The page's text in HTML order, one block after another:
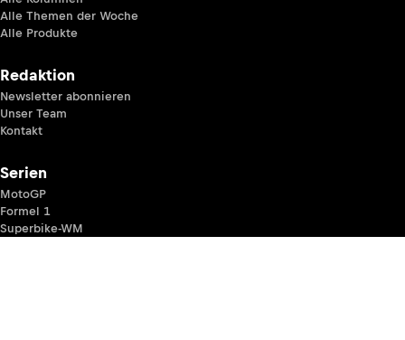
Alle Themen der Woche
Alle Produkte
Redaktion
Newsletter abonnieren
Unser Team
Kontakt
Serien
MotoGP
Formel 1
Superbike-WM